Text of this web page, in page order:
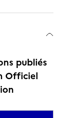
publiés
Officiel